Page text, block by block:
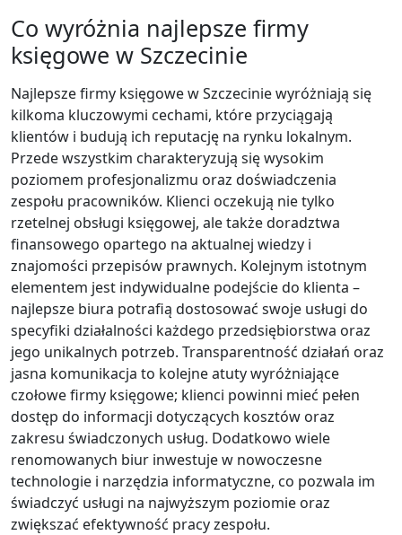
Co wyróżnia najlepsze firmy
księgowe w Szczecinie
Najlepsze firmy księgowe w Szczecinie wyróżniają się
kilkoma kluczowymi cechami, które przyciągają
klientów i budują ich reputację na rynku lokalnym.
Przede wszystkim charakteryzują się wysokim
poziomem profesjonalizmu oraz doświadczenia
zespołu pracowników. Klienci oczekują nie tylko
rzetelnej obsługi księgowej, ale także doradztwa
finansowego opartego na aktualnej wiedzy i
znajomości przepisów prawnych. Kolejnym istotnym
elementem jest indywidualne podejście do klienta –
najlepsze biura potrafią dostosować swoje usługi do
specyfiki działalności każdego przedsiębiorstwa oraz
jego unikalnych potrzeb. Transparentność działań oraz
jasna komunikacja to kolejne atuty wyróżniające
czołowe firmy księgowe; klienci powinni mieć pełen
dostęp do informacji dotyczących kosztów oraz
zakresu świadczonych usług. Dodatkowo wiele
renomowanych biur inwestuje w nowoczesne
technologie i narzędzia informatyczne, co pozwala im
świadczyć usługi na najwyższym poziomie oraz
zwiększać efektywność pracy zespołu.